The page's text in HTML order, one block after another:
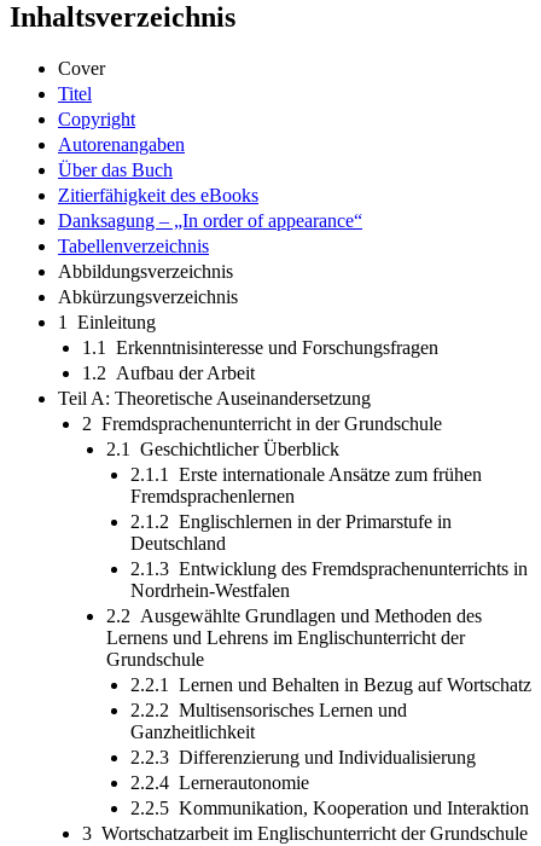
Inhaltsverzeichnis
Cover
Titel
Copyright
Autorenangaben
Über das Buch
Zitierfähigkeit des eBooks
Danksagung – „In order of appearance“
Tabellenverzeichnis
Abbildungsverzeichnis
Abkürzungsverzeichnis
1 Einleitung
1.1 Erkenntnisinteresse und Forschungsfragen
1.2 Aufbau der Arbeit
Teil A: Theoretische Auseinandersetzung
2 Fremdsprachenunterricht in der Grundschule
2.1 Geschichtlicher Überblick
2.1.1 Erste internationale Ansätze zum frühen
Fremdsprachenlernen
2.1.2 Englischlernen in der Primarstufe in
Deutschland
2.1.3 Entwicklung des Fremdsprachenunterrichts in
Nordrhein-Westfalen
2.2 Ausgewählte Grundlagen und Methoden des
Lernens und Lehrens im Englischunterricht der
Grundschule
2.2.1 Lernen und Behalten in Bezug auf Wortschatz
2.2.2 Multisensorisches Lernen und
Ganzheitlichkeit
2.2.3 Differenzierung und Individualisierung
2.2.4 Lernerautonomie
2.2.5 Kommunikation, Kooperation und Interaktion
3 Wortschatzarbeit im Englischunterricht der Grundschule